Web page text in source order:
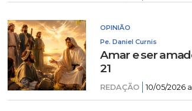
OPINIÃO
Pe. Daniel Curnis
Amar e ser
21
REDAÇÃO 10/05/2026